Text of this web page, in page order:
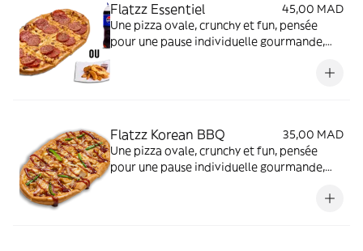
Flatzz Essentiel
45,00 MAD
Une pizza ovale, crunchy et fun, pensée
pour une pause individuelle gourmande,
Flatzz Korean BBQ
35,00 MAD
Une pizza ovale, crunchy et fun, pensée
pour une pause individuelle gourmande,